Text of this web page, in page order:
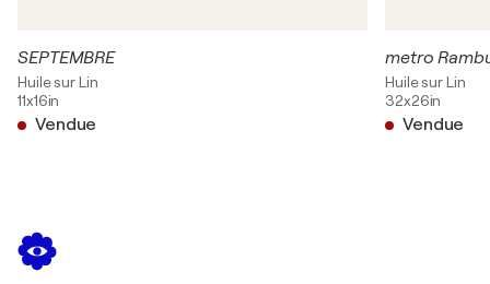
SEPTEMBRE
Huile sur Lin
11x16in
Vendue
metro
Huile sur Lin
32x26in
Vendue